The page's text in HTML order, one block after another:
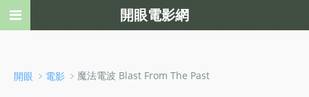
開眼 ﹥ 電影 ﹥魔法電波 Blast From The Past
開眼電影網